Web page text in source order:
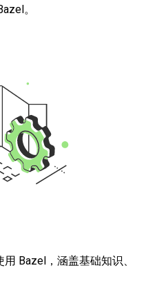
。
Bazel，涵盖基础知识、